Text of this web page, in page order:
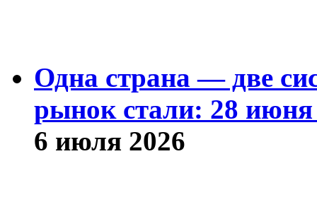
Одна страна — две
рынок стали: 28
6 июля 2026